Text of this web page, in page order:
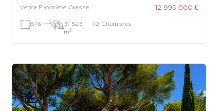
Vente Propriété Grasse 12 995 000 €
876 m 2|
31 523
m 2
|12 Chambres